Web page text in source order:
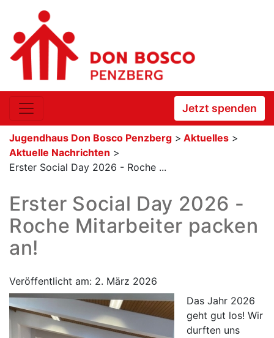
Jetzt spenden
Jugendhaus Don Bosco Penzberg > Aktuelles >
Aktuelle Nachrichten >
Erster Social Day 2026 - Roche ...
Erster Social Day 2026 -
Roche Mitarbeiter packen
an!
Veröffentlicht am: 2. März 2026
Das Jahr 2026
geht gut los! Wir
durften uns